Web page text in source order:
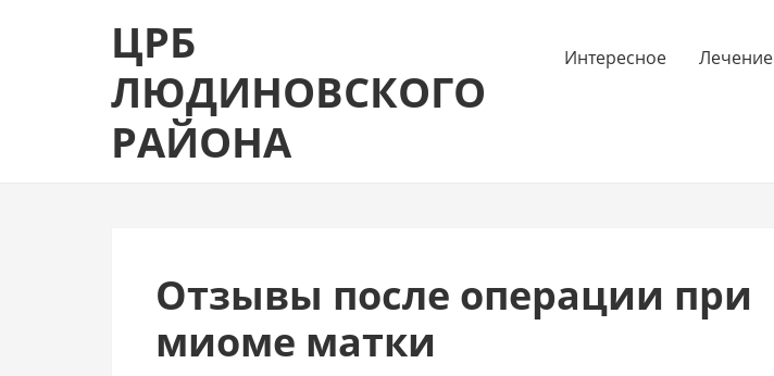
navigation
content
ЦРБ
ЛЮДИНОВСКОГО
РАЙОНА
Интересное Лечение
Отзывы после операции при
миоме матки